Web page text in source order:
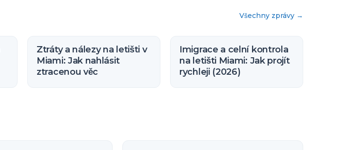
Všechny zprávy →
Ztráty a nálezy na letišti v
Miami: Jak nahlásit
ztracenou věc
Imigrace a celní kontrola
na letišti Miami: Jak projít
rychleji (2026)